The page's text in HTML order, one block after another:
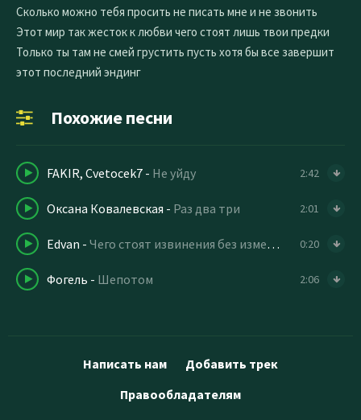
Сколько можно тебя просить не писать мне и не звонить
Этот мир так жесток к любви чего стоят лишь твои предки
Только ты там не смей грустить пусть хотя бы все завершит
этот последний эндинг
Похожие песни
FAKIR, Cvetocek7 - Не уйду 2:42
Оксана Ковалевская - Раз два три 2:01
Edvan - Чего стоят извинения без изменений 0:20
Фогель - Шепотом 2:06
Написать нам
Добавить трек
Правообладателям